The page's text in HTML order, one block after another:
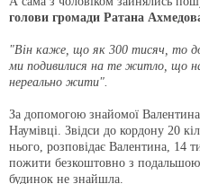
голови громади Ратана
"Він каже, що як 300 тисяч, то
ми подивилися на те житло, що
нереально жити".
За допомогою знайомої
Наумівці. Звідси до кордону 20
нього, розповідає Валентина, 14
пожити безкоштовно з
будинок не знайшла.